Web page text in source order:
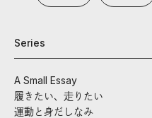
Series
A Small Essay
履きたい、走りたい
運動と身だしなみ